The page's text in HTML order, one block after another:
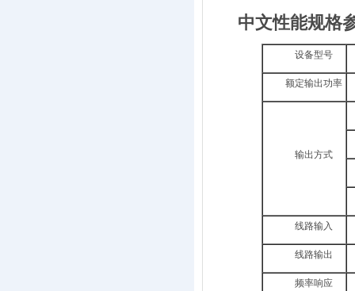
中文性能规格
设备型号
额定输出功率
输出方式
线路输入
线路输出
频率响应